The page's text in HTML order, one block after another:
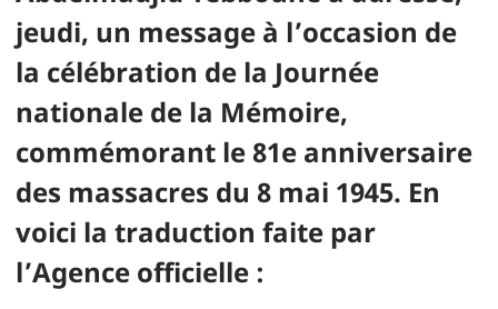
jeudi, un message à l’occasion de
la célébration de la Journée
nationale de la Mémoire,
commémorant le 81e anniversaire
des massacres du 8 mai 1945. En
voici la traduction faite par
l’Agence officielle :